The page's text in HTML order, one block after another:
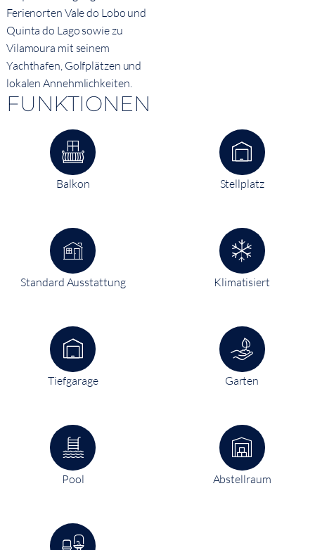
Ferienorten Vale do Lobo und
Quinta do Lago sowie zu
Vilamoura mit seinem
Yachthafen, Golfplätzen und
lokalen Annehmlichkeiten.
FUNKTIONEN
Balkon Stellplatz
Standard Ausstattung Klimatisiert
Tiefgarage Garten
Pool Abstellraum